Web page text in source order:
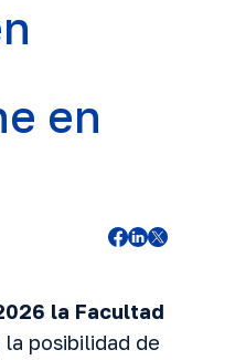
en
la Facultad
posibilidad de